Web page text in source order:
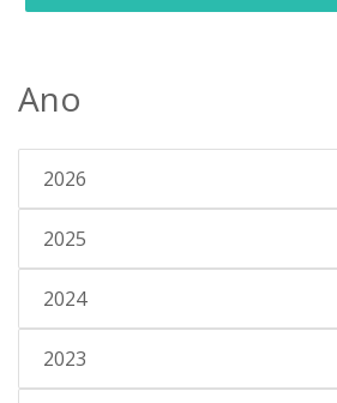
Ano
2026
2025
2024
2023